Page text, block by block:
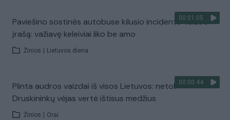
00:01:05
Paviešino sostinės autobuse kilusio incidento vaizdo
įrašą: važiavę keleiviai liko be amo
Žinios Lietuvos diena
00:00:44
Plinta audros vaizdai iš visos Lietuvos: netoli
Druskininkų vėjas vertė ištisus medžius
Žinios Orai